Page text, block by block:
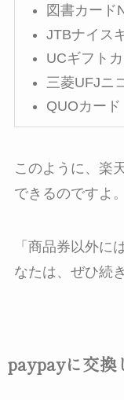
図書カード
JTBナイス
UCギフト
三菱UFJニ
QUO
このように、楽
できるのですよ。
「商品券以外に
なたは、ぜひ続
paypayに交換